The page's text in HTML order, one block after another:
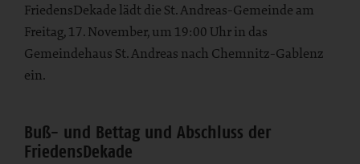
FriedensDekade lädt die St. Andreas-Gemeinde am
Freitag, 17. November, um 19:00 Uhr in das
Gemeindehaus St. Andreas nach Chemnitz-Gablenz
ein.
Buß- und Bettag und Abschluss der
FriedensDekade